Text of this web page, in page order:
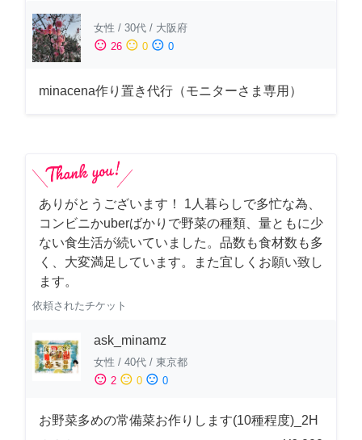
女性 / 30代 / 大阪府
sentiment_satisfied 26 sentiment_neutral 0 sentiment_dissatisfied 0
minacena作り置き代行（モニターさま専用）
ありがとうございます！ 1人暮らしで多忙な為、
コンビニかuberばかりで野菜の種類、量ともに少
ない食生活が続いていました。品数も食材数も多
く、大変満足しています。また宜しくお願い致し
ます。
依頼されたチケット
ask_minamz
女性 / 40代 / 東京都
sentiment_satisfied 2 sentiment_neutral 0 sentiment_dissatisfied 0
お野菜多めの常備菜お作りします(10種程度)_2H